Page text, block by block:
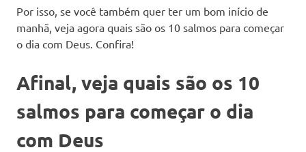
Por isso, se você também quer ter um bom início de
manhã, veja agora quais são os 10 salmos para começar
o dia com Deus. Confira!
Afinal, veja quais são os 10
salmos para começar o dia
com Deus